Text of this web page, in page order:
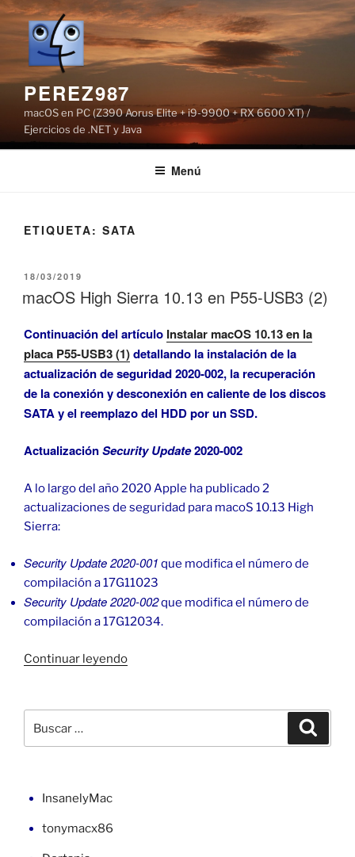
Saltar
contenido
PEREZ987
macOS en PC (Z390 Aorus Elite + i9-9900 + RX 6600 XT) /
Ejercicios de .NET y Java
Menú
ETIQUETA: SATA
PUBLICADO
18/03/2019
macOS High Sierra 10.13 en P55-USB3 (2)
Continuación del artículo Instalar macOS 10.13 en la
placa P55-USB3 (1)detallando la instalación de la
actualización de seguridad 2020-002, la recuperación
de la conexión y desconexión en caliente de los discos
SATA y el reemplazo del HDD por un SSD.
ActualizaciónSecurity Update2020-002
A lo largo del año 2020 Apple ha publicado 2
actualizaciones de seguridad para macoS 10.13 High
Sierra:
Security Update 2020-001 que modifica el número de
compilación a 17G11023
Security Update 2020-002que modifica el número de
compilación a 17G12034.
Continuar leyendo«macOS
10.13
por:
InsanelyMac
tonymacx86